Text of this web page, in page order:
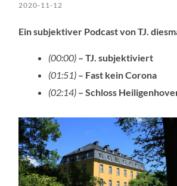
2020-11-12
Ein subjektiver Podcast von TJ.
(00:00) – TJ. subjektiviert
(01:51) – Fast kein Corona
(02:14) – Schloss